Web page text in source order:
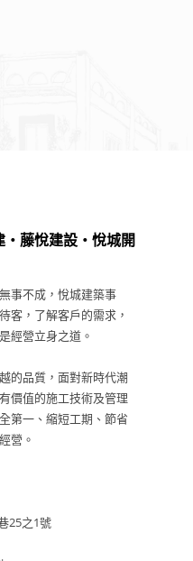
藤悅建設・悅城開
事不成，悅城建築事
客，了解客戶的需求，
經營立身之道。
的品質，面對新時代潮
價值的施工技術及管理
第一、縮短工期、節省
營。
25之1號